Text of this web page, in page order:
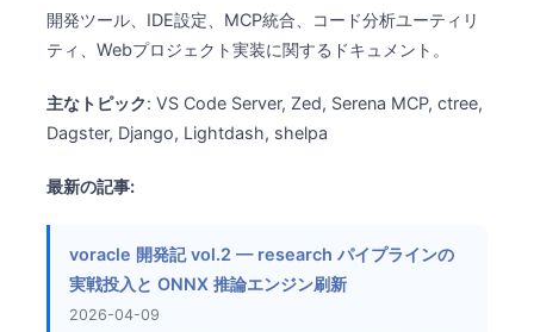
開発ツール、IDE設定、MCP統合、コード分析ユーティリ
ティ、Webプロジェクト実装に関するドキュメント。
主なトピック: VS Code Server, Zed, Serena MCP, ctree,
Dagster, Django, Lightdash, shelpa
最新の記事:
voracle 開発記 vol.2 — research パイプラインの
実戦投入と ONNX 推論エンジン刷新
2026-04-09